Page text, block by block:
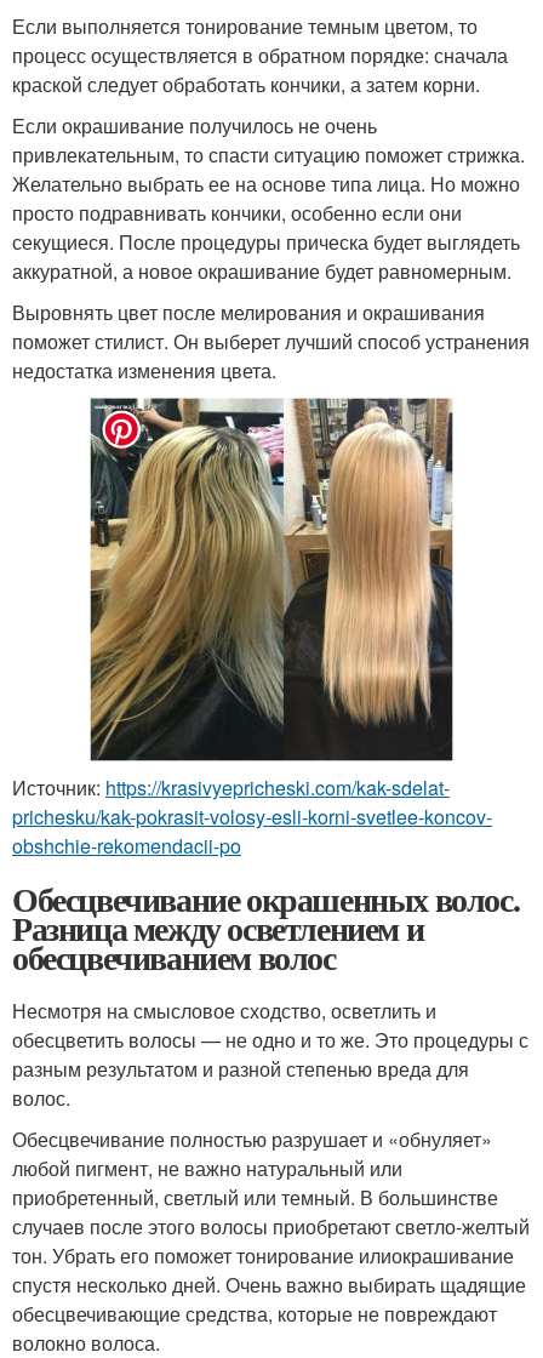
Если выполняется тонирование темным цветом, то
процесс осуществляется в обратном порядке: сначала
краской следует обработать кончики, а затем корни.
Если окрашивание получилось не очень
привлекательным, то спасти ситуацию поможет стрижка.
Желательно выбрать ее на основе типа лица. Но можно
просто подравнивать кончики, особенно если они
секущиеся. После процедуры прическа будет выглядеть
аккуратной, а новое окрашивание будет равномерным.
Выровнять цвет после мелирования и окрашивания
поможет стилист. Он выберет лучший способ устранения
недостатка изменения цвета.
Источник: https://krasivyepricheski.com/kak-sdelat-
prichesku/kak-pokrasit-volosy-esli-korni-svetlee-koncov-
obshchie-rekomendacii-po
Обесцвечивание окрашенных волос.
Разница между осветлением и
обесцвечиванием волос
Несмотря на смысловое сходство, осветлить и
обесцветить волосы — не одно и то же. Это процедуры с
разным результатом и разной степенью вреда для
волос.
Обесцвечивание полностью разрушает и «обнуляет»
любой пигмент, не важно натуральный или
приобретенный, светлый или темный. В большинстве
случаев после этого волосы приобретают светло-желтый
тон. Убрать его поможет тонирование илиокрашивание
спустя несколько дней. Очень важно выбирать щадящие
обесцвечивающие средства, которые не повреждают
волокно волоса.